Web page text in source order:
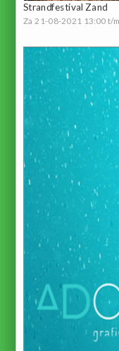
Strandfestival Zand
Za 21-08-2021 13:00 t/